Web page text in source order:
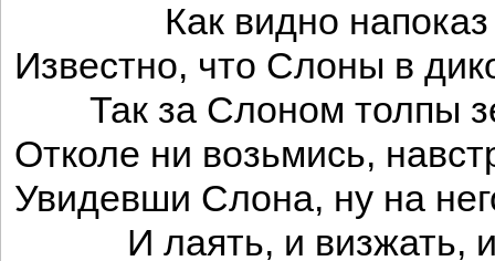
Как видно
Известно, что Слоны в
Так за Слоном толпы
Отколе ни возьмись,
Увидевши Слона, ну на
И лаять, и визжать, и